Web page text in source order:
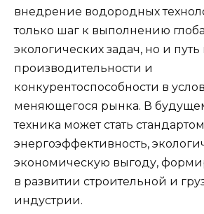
внедрение водородных
только шаг к выполнению
экологических задач, но и
производительности и
конкурентоспособности в
меняющегося рынка. В
техника может стать
энергоэффективность,
экономическую выгоду,
в развитии строительной и
индустрии.